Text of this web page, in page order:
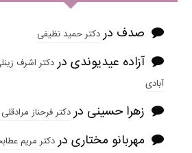
صدف دردکتر حمید نظیفی
آزاده عیدیوندی دردکتر اشرف
آبادی
زهرا حسینی دردکتر فرحناز مرادقلی
مهربانو مختاری دردکتر مریم